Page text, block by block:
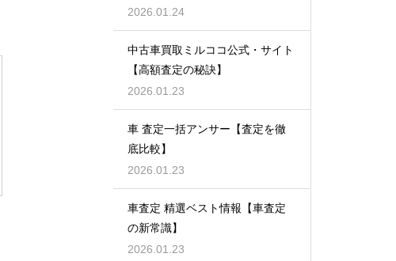
2026.01.24
中古車買取ミルココ公式・サイト
【高額査定の秘訣】
2026.01.23
車 査定一括アンサー【査定を徹
底比較】
2026.01.23
車査定 精選ベスト情報【車査定
の新常識】
2026.01.23